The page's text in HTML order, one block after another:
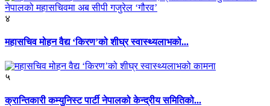
४
महासचिव मोहन वैद्य ‘किरण’को शीघ्र स्वास्थ्यलाभको...
५
क्रान्तिकारी कम्युनिस्ट पार्टी नेपालको केन्द्रीय समितिको...